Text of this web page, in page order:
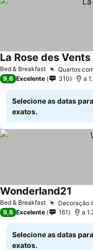
Bed & Breakfast Quartos
La Rose des Vents
9,6 Excelente 310 a
Selecione as datas
exatos.
Bed & Breakfast Decoração
Wonderland21
9,6 Excelente 161 a
Selecione as datas
exatos.